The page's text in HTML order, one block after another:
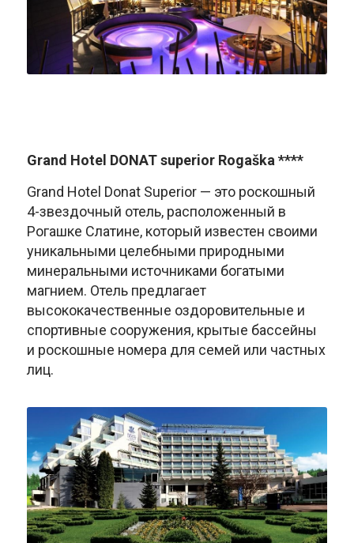
Grand Hotel DONAT superior Rogaška ****
Grand Hotel Donat Superior — это роскошный
4-звездочный отель, расположенный в
Рогашке Слатине, который известен своими
уникальными целебными природными
минеральными источниками богатыми
магнием. Отель предлагает
высококачественные оздоровительные и
спортивные сооружения, крытые бассейны
и роскошные номера для семей или частных
лиц.